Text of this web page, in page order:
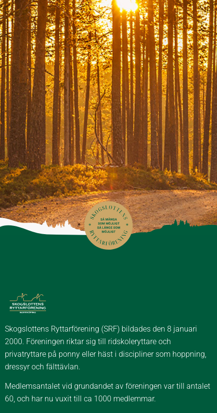
Skogslottens Ryttarförening (SRF) bildades den 8 januari
2000. Föreningen riktar sig till ridskoleryttare och
privatryttare på ponny eller häst i discipliner som hoppning,
dressyr och fälttävlan.
Medlemsantalet vid grundandet av föreningen var till antalet
60, och har nu vuxit till ca 1000 medlemmar.